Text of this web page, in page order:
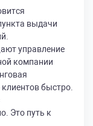
выдачи
управление
компании
быстро.
Это путь к